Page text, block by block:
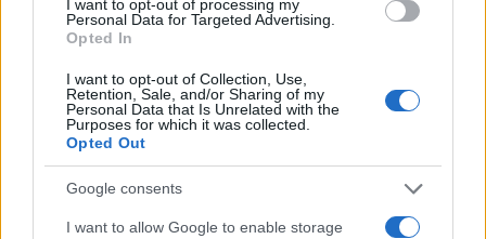
I want to opt-out of processing my
Personal Data for Targeted Advertising.
Opted In
I want to opt-out of Collection, Use,
Retention, Sale, and/or Sharing of my
Personal Data that Is Unrelated with the
Purposes for which it was collected.
Opted Out
Google consents
I want to allow Google to enable storage
Πιο δημοφιλή
Έφυγαν οι συνεργάτες, μένει η Μαρία
Καρυστιανού - Η επόμενη μέρα για την
«Ελπίδα για τη Δημοκρατία»
Σαμοθράκη: «Μαμά νόμιζες ότι δε θα σε
ξαναδώ;» – Τα πρώτα λόγια του 22χρονου